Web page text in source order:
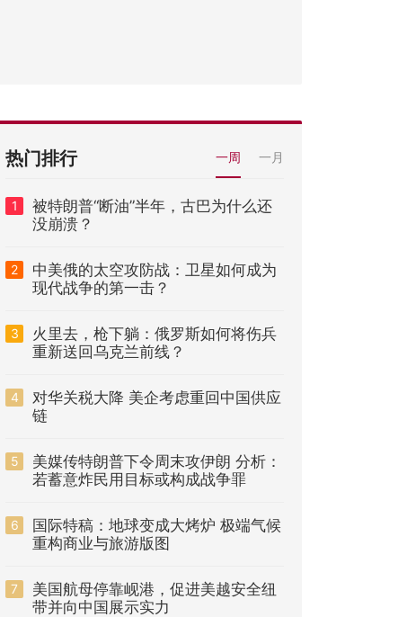
热门排行 一周 一月
1
被特朗普“断油”半年，古巴为什么还
没崩溃？
2
中美俄的太空攻防战：卫星如何成为
现代战争的第一击？
3
火里去，枪下躺：俄罗斯如何将伤兵
重新送回乌克兰前线？
4
对华关税大降 美企考虑重回中国供应
链
5
美媒传特朗普下令周末攻伊朗 分析：
若蓄意炸民用目标或构成战争罪
6
国际特稿：地球变成大烤炉 极端气候
重构商业与旅游版图
7
美国航母停靠岘港，促进美越安全纽
带并向中国展示实力